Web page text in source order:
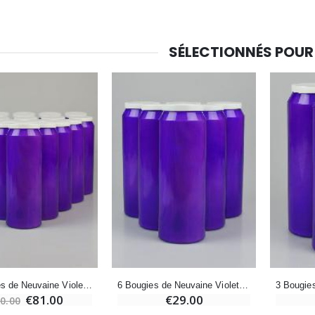
Bougie de Neuvaine Contre le Mal - Saint Michel
€5.50 €4.95
€78.00 €58.50
Huile d'Onction
€9.90
€130.00
€5.00
SÉLECTIONNÉS
20 Bougies de Neuvaine Violettes
€81.00
6 Bougies de Neuvaine Violettes
€29.00